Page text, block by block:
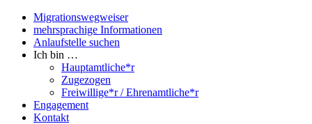
Migrationswegweiser
mehrsprachige Informationen
Anlaufstelle suchen
Ich bin …
Hauptamtliche*r
Zugezogen
Freiwillige*r / Ehrenamtliche*r
Engagement
Kontakt